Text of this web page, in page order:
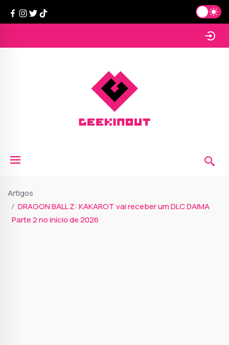
Artigos
DRAGON BALL Z: KAKAROT vai receber um DLC DAIMA
Parte 2 no início de 2026